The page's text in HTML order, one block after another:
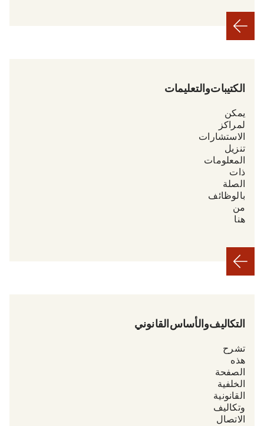
الكتيبات والتعليمات
يمكن
لمراكز
الاستشارات
تنزيل
المعلومات
ذات
الصلة
بالوظائف
من
هنا.
التكاليف والأساس القانوني
تشرح
هذه
الصفحة
الخلفية
القانونية
وتكاليف
الاتصال